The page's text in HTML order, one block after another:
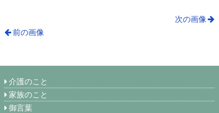
次の画像
前の画像
介護のこと
家族のこと
御言葉